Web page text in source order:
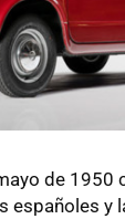
de 1950
españoles y